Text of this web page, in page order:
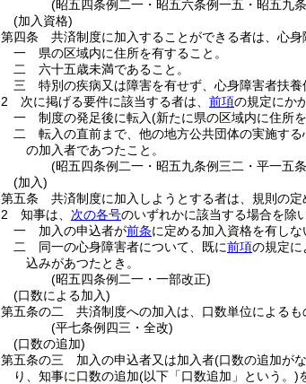
(昭五四条例二一・昭五六条例一五・昭五九
(加入資格)
第四条
共済制度に加入することができる者は、心
一
県の区域内に住所を有すること。
二
六十五歳未満であること。
三
特別の疾病又は障害を有せず、心身障害者扶
2
次に掲げる要件に該当する者は、 前項の規定にか
一
制度の発足後に転入(新たに県の区域内に住所
二
転入の直前まで、他の地方公共団体の実施す
の加入者であつたこと。
(昭五四条例二一・昭五九条例三二・平一五
(加入)
第五条
共済制度に加入しようとする者は、規則の
2
知事は、 次の各号のいずれかに該当する場合を除
一
加入の申込者が前条に定める加入資格を有しな
二
同一の心身障害者について、既に前項の規定に
込みがあつたとき。
(昭五四条例二一・一部改正)
(口数による加入)
第五条の二
共済制度への加入は、口数単位による
(平七条例四三・全改)
(口数の追加)
第五条の三
加入の申込者又は加入者(口数の追加が
り、知事に口数の追加(以下「口数追加」という。)